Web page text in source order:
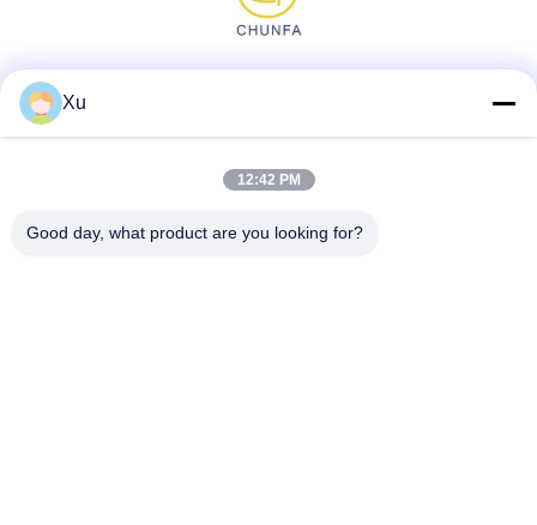
Xu
12:42 PM
Good day, what product are you looking for?